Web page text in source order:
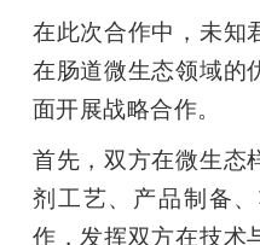
爱
搞
机
在此次合作中，未知
在肠道微生态领域的
面开展战略合作。
首先，双方在微生态
剂工艺、产品制备
作，发挥双方在技术